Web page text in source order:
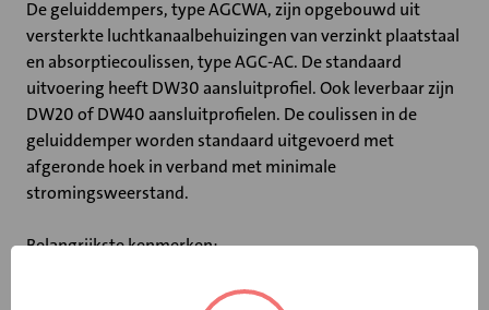
De geluiddempers, type AGCWA, zijn opgebouwd uit
versterkte luchtkanaalbehuizingen van verzinkt plaatstaal
en absorptiecoulissen, type AGC-AC. De standaard
uitvoering heeft DW30 aansluitprofiel. Ook leverbaar zijn
DW20 of DW40 aansluitprofielen. De coulissen in de
geluiddemper worden standaard uitgevoerd met
afgeronde hoek in verband met minimale
stromingsweerstand.
Belangrijkste kenmerken:
- Ook leverbaar met DW20 of DW40 profiel